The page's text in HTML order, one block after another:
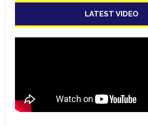
LATEST VIDEO